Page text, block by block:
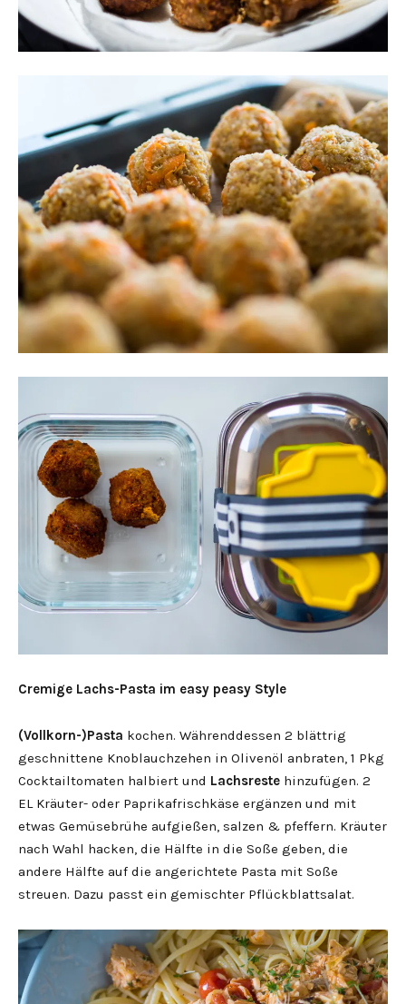
Cremige Lachs-Pasta im easy peasy Style
(Vollkorn-)Pasta kochen. Währenddessen 2 blättrig
geschnittene Knoblauchzehen in Olivenöl anbraten, 1 Pkg
Cocktailtomaten halbiert und Lachsreste hinzufügen. 2
EL Kräuter- oder Paprikafrischkäse ergänzen und mit
etwas Gemüsebrühe aufgießen, salzen & pfeffern. Kräuter
nach Wahl hacken, die Hälfte in die Soße geben, die
andere Hälfte auf die angerichtete Pasta mit Soße
streuen. Dazu passt ein gemischter Pflückblattsalat.